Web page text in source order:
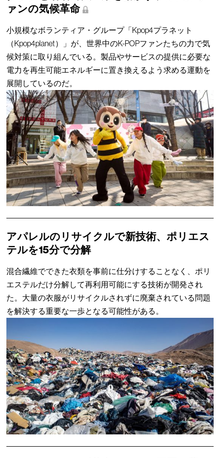
ァンの気候革命
小規模なボランティア・グループ「Kpop4プラネット
（Kpop4planet）」が、世界中のK-POPファンたちの力で気
候対策に取り組んでいる。製品やサービスの提供に必要な
電力を再生可能エネルギーに置き換えるよう求める運動を
展開しているのだ。
アパレルのリサイクルで新技術、ポリエス
テルを15分で分解
混合繊維でできた衣類を事前に仕分けすることなく、ポリ
エステルだけ分解して再利用可能にする技術が開発され
た。大量の衣服がリサイクルされずに廃棄されている問題
を解決する重要な一歩となる可能性がある。